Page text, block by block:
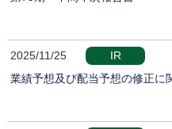
2025/11/25
IR
業績予想及び配当予想の修正に